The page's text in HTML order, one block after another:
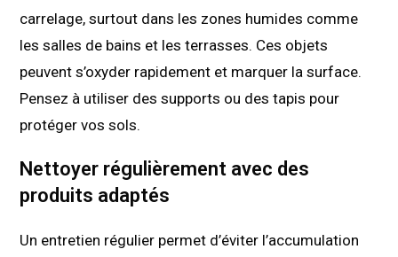
carrelage, surtout dans les zones humides comme
les salles de bains et les terrasses. Ces objets
peuvent s’oxyder rapidement et marquer la surface.
Pensez à utiliser des supports ou des tapis pour
protéger vos sols.
Nettoyer régulièrement avec des
produits adaptés
Un entretien régulier permet d’éviter l’accumulation